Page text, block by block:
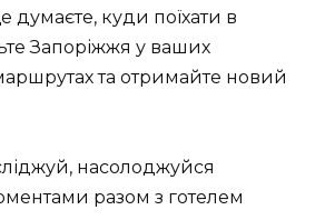
думаєте, куди поїхати в
Запоріжжя у ваших
та отримайте новий
насолоджуйся
разом з готелем